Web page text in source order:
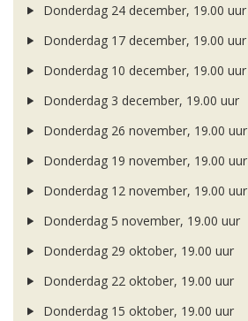
Donderdag 24 december, 19.00 uur
Donderdag 17 december, 19.00 uur
Donderdag 10 december, 19.00 uur
Donderdag 3 december, 19.00 uur
Donderdag 26 november, 19.00 uur
Donderdag 19 november, 19.00 uur
Donderdag 12 november, 19.00 uur
Donderdag 5 november, 19.00 uur
Donderdag 29 oktober, 19.00 uur
Donderdag 22 oktober, 19.00 uur
Donderdag 15 oktober, 19.00 uur